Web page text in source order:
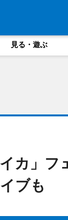
見る・遊ぶ
カ」フ
ブも